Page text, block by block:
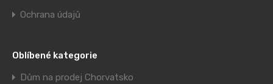
Ochrana údajů
Oblíbené kategorie
Dům na prodej Chorvatsko